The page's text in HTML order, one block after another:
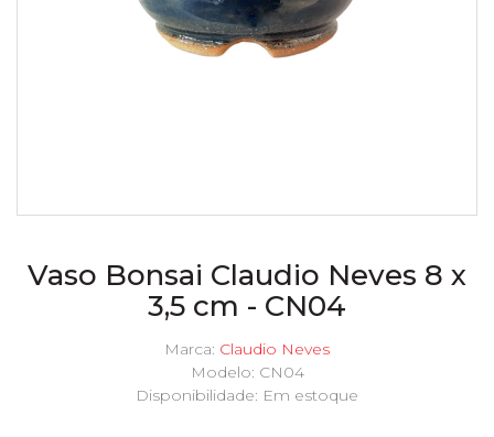
Vaso Bonsai Claudio Neves 8 x
3,5 cm - CN04
Marca: Claudio Neves
Modelo: CN04
Disponibilidade: Em estoque